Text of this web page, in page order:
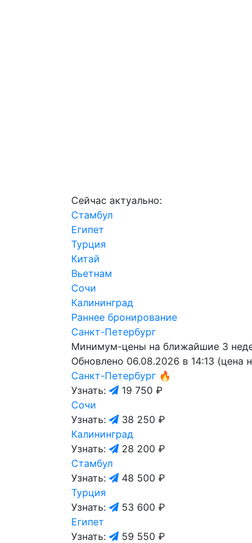
Сейчас актуально:
Стамбул
Египет
Турция
Китай
Вьетнам
Сочи
Калининград
Раннее бронирование
Санкт-Петербург
Минимум-цены на ближайшие 3
Обновлено 06.08.2026 в 14:13 (цена
Санкт-Петербург 🔥
Узнать:
19 750 ₽
Сочи
Узнать:
38 250 ₽
Калининград
Узнать:
28 200 ₽
Стамбул
Узнать:
48 500 ₽
Турция
Узнать:
53 600 ₽
Египет
Узнать:
59 550 ₽